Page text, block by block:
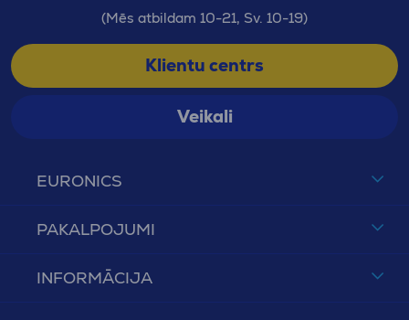
EURONICS
PAKALPOJUMI
INFORMĀCIJA
(Mēs atbildam 10-21, Sv. 10-19)
Klientu centrs
Veikali